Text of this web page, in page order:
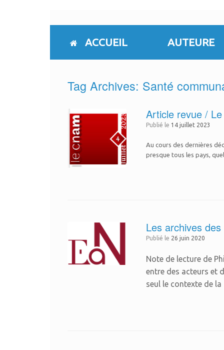
to
ACCUEIL AUTEURE
Tag Archives: Santé
Article revue /
Publié le 14 juillet 2023
Au cours des dernières
presque tous les pays,
Les archives
Publié le 26 juin 2020
Note de lecture de
entre des acteurs et
seul le contexte de